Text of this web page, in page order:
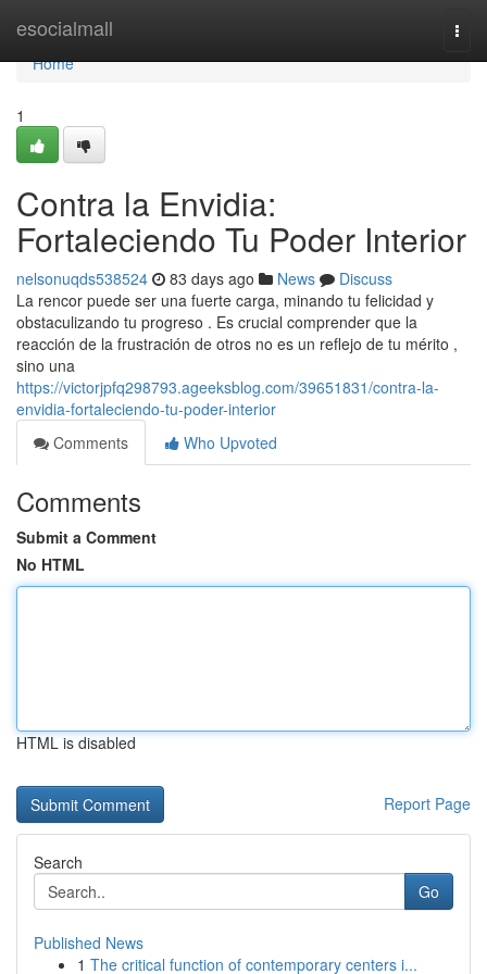
esocialmall
Home
Home
1
Contra la Envidia:
Fortaleciendo Tu Poder Interior
nelsonuqds538524 83 days ago News
Discuss
La rencor puede ser una fuerte carga, minando tu felicidad y
obstaculizando tu progreso . Es crucial comprender que la
reacción de la frustración de otros no es un reflejo de tu mérito ,
sino una
https://victorjpfq298793.ageeksblog.com/39651831/contra-la-
envidia-fortaleciendo-tu-poder-interior
Comments
Who Upvoted
Comments
Submit a Comment
No HTML
HTML is disabled
Report Page
Search
Go
Published News
1 The critical function of contemporary centers i...